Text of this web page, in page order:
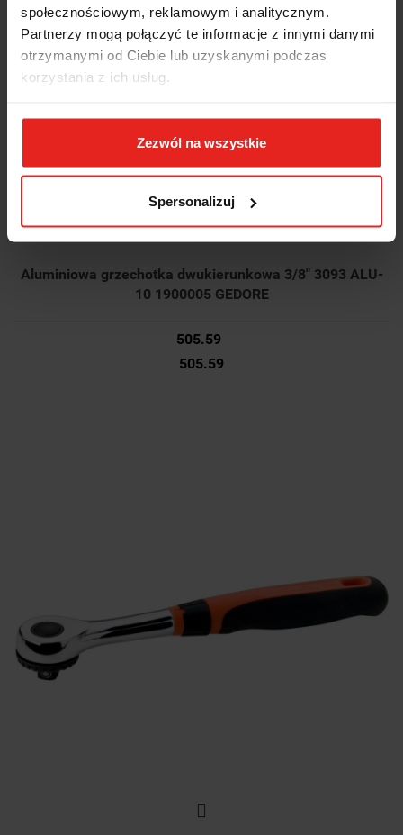
społecznościowym, reklamowym i analitycznym.
Partnerzy mogą połączyć te informacje z innymi danymi
otrzymanymi od Ciebie lub uzyskanymi podczas
korzystania z ich usług.
Zezwól na wszystkie
Spersonalizuj
Aluminiowa grzechotka dwukierunkowa 3/8" 3093 ALU-
10 1900005 GEDORE
505.59
505.59